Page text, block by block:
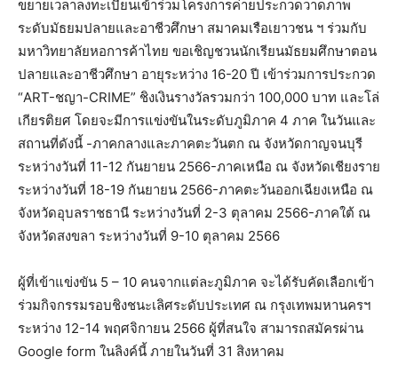
ขยายเวลาลงทะเบียนเข้าร่วมโครงการค่ายประกวดวาดภาพ
ระดับมัธยมปลายและอาชีวศึกษา สมาคมเรือเยาวชน ฯ ร่วมกับ
มหาวิทยาลัยหอการค้าไทย ขอเชิญชวนนักเรียนมัธยมศึกษาตอน
ปลายและอาชีวศึกษา อายุระหว่าง 16-20 ปี เข้าร่วมการประกวด
“ART-ชญา-CRIME” ชิงเงินรางวัลรวมกว่า 100,000 บาท และโล่
เกียรติยศ โดยจะมีการแข่งขันในระดับภูมิภาค 4 ภาค ในวันและ
สถานที่ดังนี้ -ภาคกลางและภาคตะวันตก ณ จังหวัดกาญจนบุรี
ระหว่างวันที่ 11-12 กันยายน 2566-ภาคเหนือ ณ จังหวัดเชียงราย
ระหว่างวันที่ 18-19 กันยายน 2566-ภาคตะวันออกเฉียงเหนือ ณ
จังหวัดอุบลราชธานี ระหว่างวันที่ 2-3 ตุลาคม 2566-ภาคใต้ ณ
จังหวัดสงขลา ระหว่างวันที่ 9-10 ตุลาคม 2566
ผู้ที่เข้าแข่งขัน 5 – 10 คนจากแต่ละภูมิภาค จะได้รับคัดเลือกเข้า
ร่วมกิจกรรมรอบชิงชนะเลิศระดับประเทศ ณ กรุงเทพมหานครฯ
ระหว่าง 12-14 พฤศจิกายน 2566 ผู้ที่สนใจ สามารถสมัครผ่าน
Google form ในลิงค์นี้ ภายในวันที่ 31 สิงหาคม